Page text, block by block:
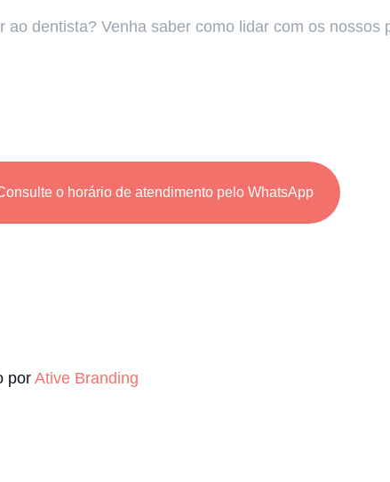
dentista? Venha saber como lidar com os nossos
o horário de atendimento pelo WhatsApp
porAtive Branding